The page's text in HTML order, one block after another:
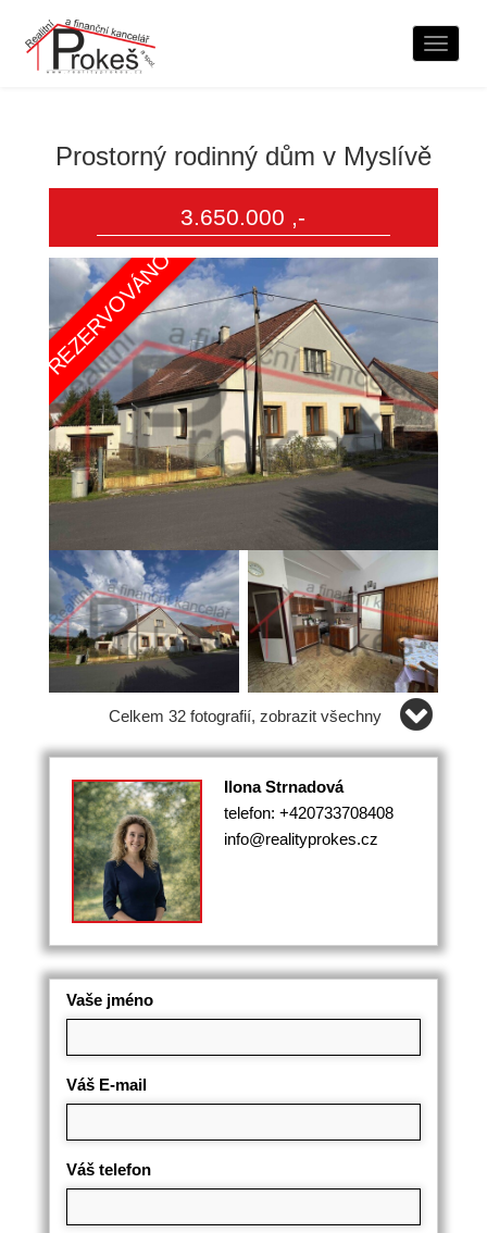
Prostorný rodinný dům v Myslívě
3.650.000 ,-
Celkem 32 fotografií, zobrazit všechny
Ilona Strnadová
telefon: +420733708408
info@realityprokes.cz
Vaše jméno
Váš E-mail
Váš telefon